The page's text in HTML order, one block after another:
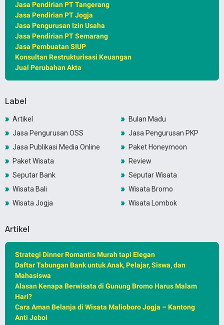
Jasa Pendirian PT Tangerang
Jasa Pendirian PT Jogja
Jasa Pengurusan Izin Usaha
Jasa Pendirian PT Semarang
Jasa Pembuatan SIUP
Konsultan Restrukturisasi Keuangan
Jual Perubahan Akta
Label
Artikel
Bulan Madu
Jasa Pengurusan OSS
Jasa Pengurusan PKP
Jasa Publikasi Media Online
Paket Honeymoon
Paket Wisata
Review
Seputar Bank
Seputar Wisata
Wisata Bali
Wisata Bromo
Wisata Jogja
Wisata Lombok
Artikel
Strategi Dinner Romantis Murah tapi Elegan
Daftar Tabungan Bank untuk Anak, Pelajar, Siswa, dan
Mahasiswa
Alasan Kenapa Berwisata di Gunung Bromo Harus Malam
Hari?
Cara Aman Belanja di Wisata Malioboro Jogja – Kantong
Anti Jebol